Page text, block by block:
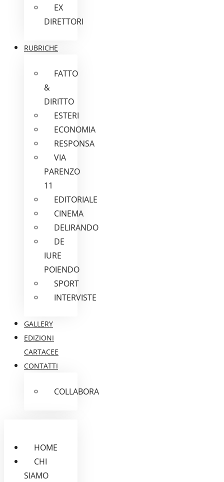
EX
DIRETTORI
RUBRICHE
FATTO
&
DIRITTO
ESTERI
ECONOMIA
RESPONSA
VIA
PARENZO
11
EDITORIALE
CINEMA
DELIRANDO
DE
IURE
POIENDO
SPORT
INTERVISTE
GALLERY
EDIZIONI
CARTACEE
CONTATTI
COLLABORA
HOME
CHI
SIAMO